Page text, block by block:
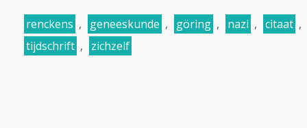
renckens , geneeskunde , göring , nazi , citaat ,
tijdschrift , zichzelf